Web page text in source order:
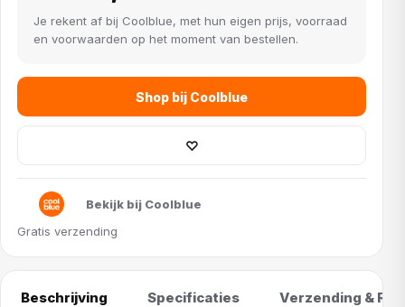
Je rekent af bij Coolblue, met hun eigen prijs, voorraad
en voorwaarden op het moment van bestellen.
Shop bij Coolblue
♡
Bekijk bij Coolblue
Gratis verzending
Beschrijving Specificaties Verzending &